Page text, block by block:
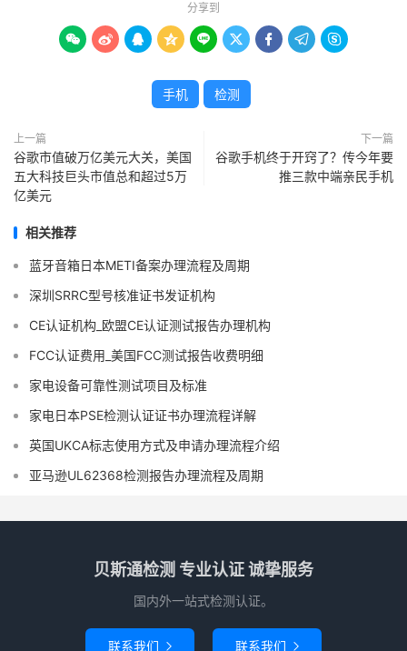
分享到
        
手机 检测
上一篇
谷歌市值破万亿美元大关，美国
五大科技巨头市值总和超过5万
亿美元
下一篇
谷歌手机终于开窍了？传今年要
推三款中端亲民手机
相关推荐
蓝牙音箱日本METI备案办理流程及周期
深圳SRRC型号核准证书发证机构
CE认证机构_欧盟CE认证测试报告办理机构
FCC认证费用_美国FCC测试报告收费明细
家电设备可靠性测试项目及标准
家电日本PSE检测认证证书办理流程详解
英国UKCA标志使用方式及申请办理流程介绍
亚马逊UL62368检测报告办理流程及周期
贝斯通检测 专业认证 诚挚服务
国内外一站式检测认证。
联系我们  联系我们 